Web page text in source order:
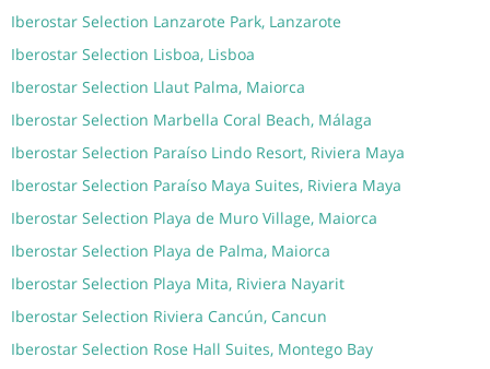
Iberostar Selection Lanzarote Park, Lanzarote
Iberostar Selection Lisboa, Lisboa
Iberostar Selection Llaut Palma, Maiorca
Iberostar Selection Marbella Coral Beach, Málaga
Iberostar Selection Paraíso Lindo Resort, Riviera Maya
Iberostar Selection Paraíso Maya Suites, Riviera Maya
Iberostar Selection Playa de Muro Village, Maiorca
Iberostar Selection Playa de Palma, Maiorca
Iberostar Selection Playa Mita, Riviera Nayarit
Iberostar Selection Riviera Cancún, Cancun
Iberostar Selection Rose Hall Suites, Montego Bay